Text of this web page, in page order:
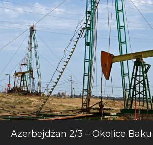
Azerbejdżan 2/3 – Okolice Baku